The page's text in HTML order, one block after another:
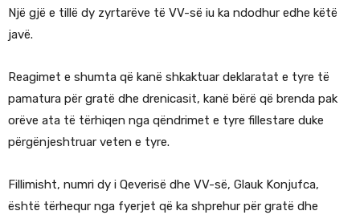
Një gjë e tillë dy zyrtarëve të VV-së iu ka ndodhur edhe këtë
javë.
Reagimet e shumta që kanë shkaktuar deklaratat e tyre të
pamatura për gratë dhe drenicasit, kanë bërë që brenda pak
orëve ata të tërhiqen nga qëndrimet e tyre fillestare duke
përgënjeshtruar veten e tyre.
Fillimisht, numri dy i Qeverisë dhe VV-së, Glauk Konjufca,
është tërhequr nga fyerjet që ka shprehur për gratë dhe